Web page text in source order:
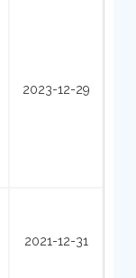
2023-12-29
2021-12-31